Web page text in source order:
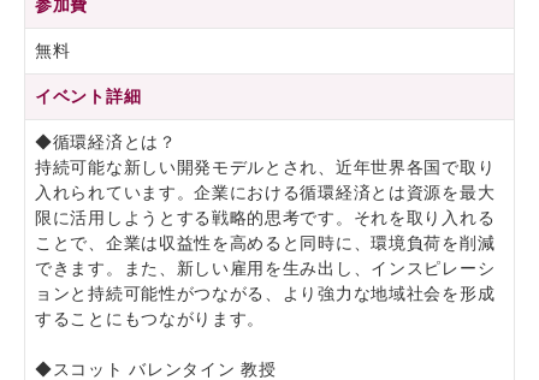
参加費
無料
イベント詳細
◆循環経済とは？
持続可能な新しい開発モデルとされ、近年世界各国で取り
入れられています。企業における循環経済とは資源を最大
限に活用しようとする戦略的思考です。それを取り入れる
ことで、企業は収益性を高めると同時に、環境負荷を削減
できます。また、新しい雇用を生み出し、インスピレーシ
ョンと持続可能性がつながる、より強力な地域社会を形成
することにもつながります。
◆スコット バレンタイン 教授